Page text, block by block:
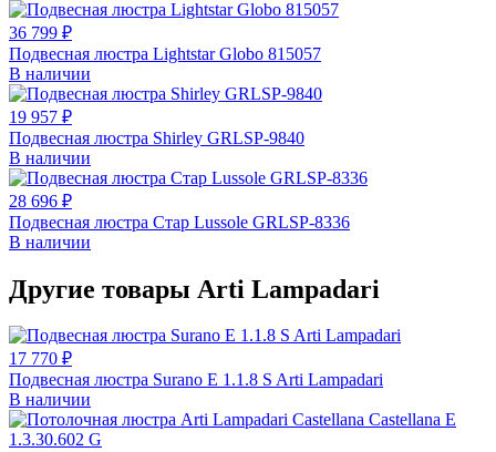
36 799 ₽
Подвесная люстра Lightstar Globo 815057
В наличии
19 957 ₽
Подвесная люстра Shirley GRLSP-9840
В наличии
28 696 ₽
Подвесная люстра Стар Lussole GRLSP-8336
В наличии
Другие товары Arti Lampadari
17 770 ₽
Подвесная люстра Surano E 1.1.8 S Arti Lampadari
В наличии